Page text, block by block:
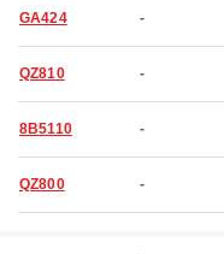
GA424 -
QZ810 -
8B5110 -
QZ800 -